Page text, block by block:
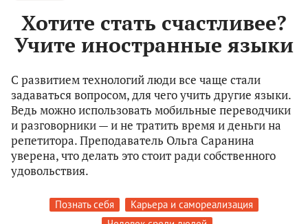
Хотите стать счастливее?
Учите иностранные языки
С развитием технологий люди все чаще стали
задаваться вопросом, для чего учить другие языки.
Ведь можно использовать мобильные переводчики
и разговорники — и не тратить время и деньги на
репетитора. Преподаватель Ольга Саранина
уверена, что делать это стоит ради собственного
удовольствия.
Познать себя
Карьера и самореализация